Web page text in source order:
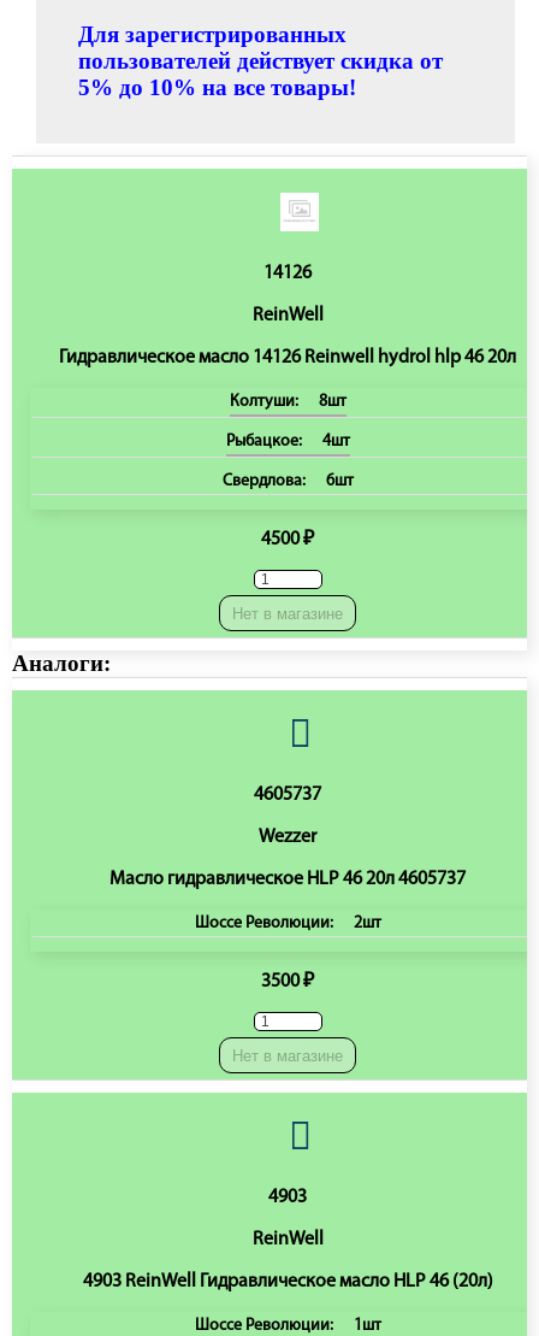
Для зарегистрированных
пользователей действует скидка от
5% до 10% на все товары!
14126
ReinWell
Гидравлическое масло 14126 Reinwell hydrol hlp 46 20л
Колтуши: 8шт
Рыбацкое: 4шт
Свердлова: 6шт
4500 ₽
Нет в магазине
Аналоги:
4605737
Wezzer
Масло гидравлическое HLP 46 20л 4605737
Шоссе Революции: 2шт
3500 ₽
Нет в магазине
4903
ReinWell
4903 ReinWell Гидравлическое масло HLP 46 (20л)
Шоссе Революции: 1шт